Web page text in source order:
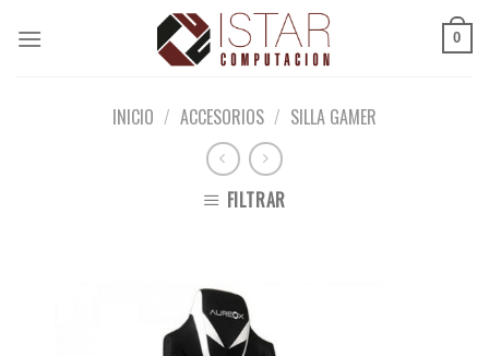
0
INICIO / ACCESORIOS / SILLA GAMER
FILTRAR